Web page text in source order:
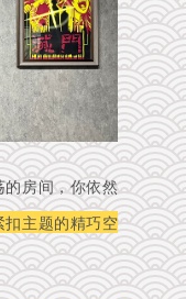
房间，你依然
主题的精巧空